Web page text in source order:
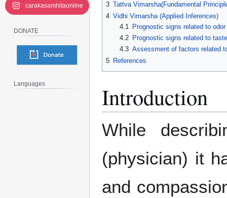
3 Tattva Vimarsha(Fundamental
4 Vidhi Vimarsha (Applied Inferences)
4.1
Prognostic signs related to odor
4.2
Prognostic signs related to
4.3 Assessment of factors related
5 References
Introduction
While
(physician) it
and
carakasamhitaonline
DONATE
Languages